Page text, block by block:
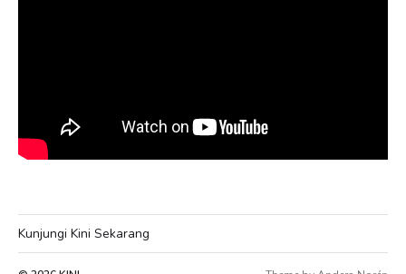
Kunjungi Kini Sekarang